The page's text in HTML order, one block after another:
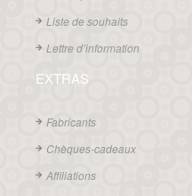
Liste de souhaits
Lettre d’information
EXTRAS
Fabricants
Chèques-cadeaux
Affiliations